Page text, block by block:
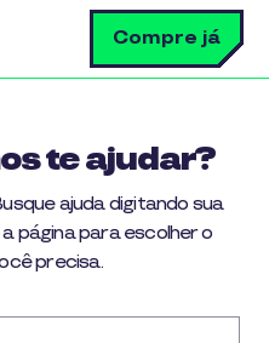
Compre já
te ajudar?
ajuda digitando sua
página para escolher o
precisa.